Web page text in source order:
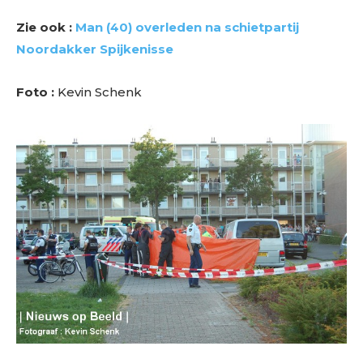
Zie ook : Man (40) overleden na schietpartij
Noordakker Spijkenisse
Foto : Kevin Schenk